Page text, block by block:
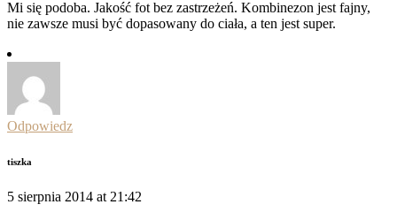
Mi się podoba. Jakość fot bez zastrzeżeń. Kombinezon jest fajny,
nie zawsze musi być dopasowany do ciała, a ten jest super.
Odpowiedz
tiszka
5 sierpnia 2014 at 21:42